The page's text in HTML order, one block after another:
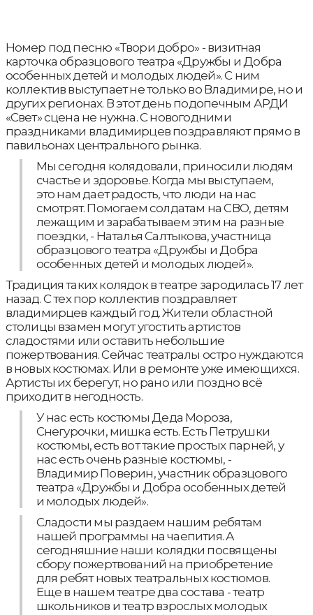
Номер под песню «Твори добро» - визитная
карточка образцового театра «Дружбы и Добра
особенных детей и молодых людей». С ним
коллектив выступает не только во Владимире, но и
других регионах. В этот день подопечным АРДИ
«Свет» сцена не нужна. С новогодними
праздниками владимирцев поздравляют прямо в
павильонах центрального рынка.
Мы сегодня колядовали, приносили людям
счастье и здоровье. Когда мы выступаем,
это нам дает радость, что люди на нас
смотрят. Помогаем солдатам на СВО, детям
лежащим и зарабатываем этим на разные
поездки, - Наталья Салтыкова, участница
образцового театра «Дружбы и Добра
особенных детей и молодых людей».
Традиция таких колядок в театре зародилась 17 лет
назад. С тех пор коллектив поздравляет
владимирцев каждый год. Жители областной
столицы взамен могут угостить артистов
сладостями или оставить небольшие
пожертвования. Сейчас театралы остро нуждаются
в новых костюмах. Или в ремонте уже имеющихся.
Артисты их берегут, но рано или поздно всё
приходит в негодность.
У нас есть костюмы Деда Мороза,
Снегурочки, мишка есть. Есть Петрушки
костюмы, есть вот такие простых парней, у
нас есть очень разные костюмы, -
Владимир Поверин, участник образцового
театра «Дружбы и Добра особенных детей
и молодых людей».
Сладости мы раздаем нашим ребятам
нашей программы на чаепития. А
сегодняшние наши колядки посвящены
сбору пожертвований на приобретение
для ребят новых театральных костюмов.
Еще в нашем театре два состава - театр
школьников и театр взрослых молодых